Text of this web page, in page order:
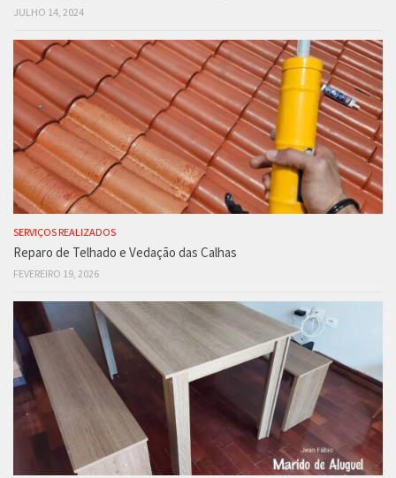
JULHO 14, 2024
SERVIÇOS REALIZADOS
Reparo de Telhado e Vedação das Calhas
FEVEREIRO 19, 2026